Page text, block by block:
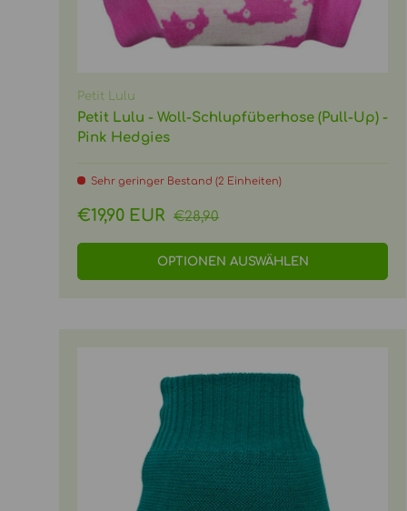
Petit Lulu
Petit Lulu - Woll-Schlupfüberhose (Pull-Up) -
Pink Hedgies
Sehr geringer Bestand (2 Einheiten)
Verkaufspreis
€19,90 EUR Normaler Preis
€28,90
OPTIONEN AUSWÄHLEN